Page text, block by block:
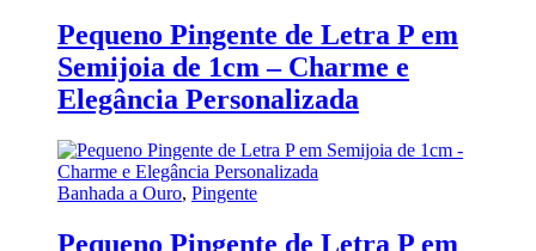
Pequeno Pingente de Letra P em
Semijoia de 1cm – Charme e
Elegância Personalizada
Banhada a Ouro, Pingente
Pequeno Pingente de Letra P em